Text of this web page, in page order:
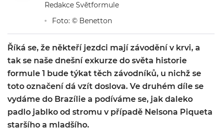
Redakce Světformule
Foto: © Benetton
Říká se, že někteří jezdci mají závodění v krvi, a
tak se naše dnešní exkurze do světa historie
formule 1 bude týkat těch závodníků, u nichž se
toto označení dá vzít doslova. Ve druhém díle se
vydáme do Brazílie a podíváme se, jak daleko
padlo jablko od stromu v případě Nelsona Piqueta
staršího a mladšího.